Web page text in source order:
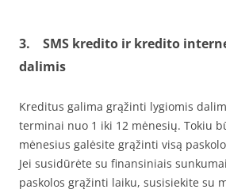
3. SMS kredito ir kredito
dalimis
Kreditus galima grąžinti lygiomis
terminai nuo 1 iki 12 mėnesių. Tokiu
mėnesius galėsite grąžinti visą
Jei susidūrėte su finansiniais
paskolos grąžinti laiku, susisiekite su